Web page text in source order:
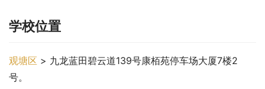
学校位置
观塘区 > 九龙蓝田碧云道139号康栢苑停车场大厦7楼2
号。